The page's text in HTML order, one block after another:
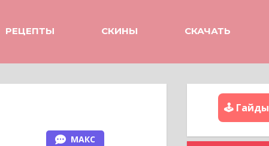
РЕЦЕПТЫ СКИНЫ СКАЧАТЬ
МАКС
🕹️ Гайды